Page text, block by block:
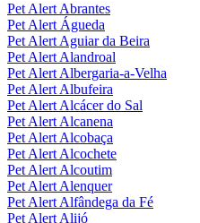
Pet Alert Abrantes
Pet Alert Águeda
Pet Alert Aguiar da Beira
Pet Alert Alandroal
Pet Alert Albergaria-a-Velha
Pet Alert Albufeira
Pet Alert Alcácer do Sal
Pet Alert Alcanena
Pet Alert Alcobaça
Pet Alert Alcochete
Pet Alert Alcoutim
Pet Alert Alenquer
Pet Alert Alfândega da Fé
Pet Alert Alijó